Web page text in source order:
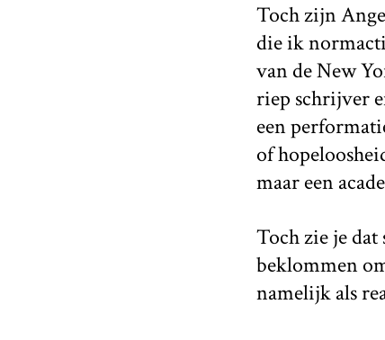
Toch zijn
die ik
van de New
riep schrijver
een
of
maar een
Toch zie je
beklommen
namelijk als